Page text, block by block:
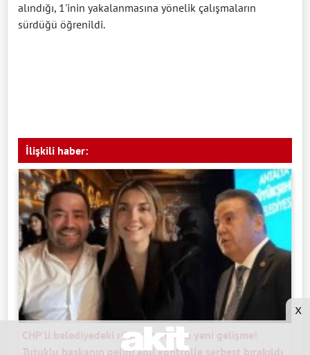
alındığı, 1'inin yakalanmasına yönelik çalışmaların
sürdüğü öğrenildi.
İlişkili haber:
CHP'li belediyedeki rüşvet çarkında yeni gelişme!
Tutuklu başkanın gelini adli kontrolle serbest bırakıldı
x